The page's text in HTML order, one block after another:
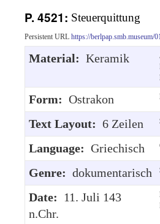
P. 4521: Steuerquittung
Persistent URL https://berlpap.smb.museum/
Material: Keramik
Form: Ostrakon
Text Layout: 6 Zeilen
Language: Griechisch
Genre: dokumentarisch
Date: 11. Juli 143
n.Chr.